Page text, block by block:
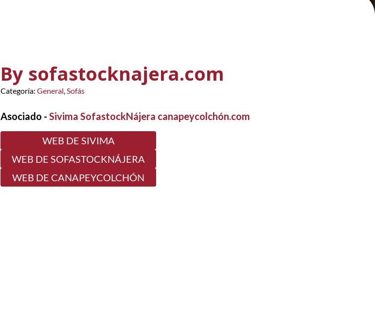
By sofastocknajera.com
Categoría:General Sofás
Asociado -Sivima SofastockNájera canapeycolchón.com
WEB DE SIVIMA
WEB DE SOFASTOCKNÁJERA
WEB DE CANAPEYCOLCHÓN